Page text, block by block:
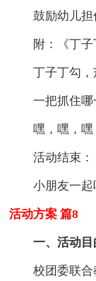
鼓励幼儿担任
附：《丁子
丁子丁勾，
一把抓住哪
嘿，嘿，嘿
活动结束：
小朋友一起
活动方案 篇8
一、活动目
校团委联合